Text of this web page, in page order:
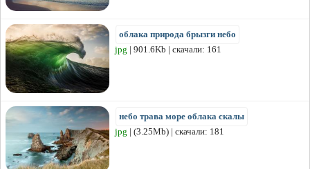
облака природа брызги небо
jpg | 901.6Kb | скачали: 161
небо трава море облака скалы
jpg | (3.25Mb) | скачали: 181